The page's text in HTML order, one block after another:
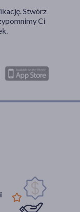
Stwórz
Ci